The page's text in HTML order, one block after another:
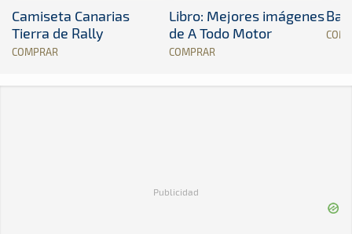
Camiseta Canarias
Tierra de Rally
COMPRAR
Libro: Mejores imágenes
de A Todo Motor
COMPRAR
Publicidad